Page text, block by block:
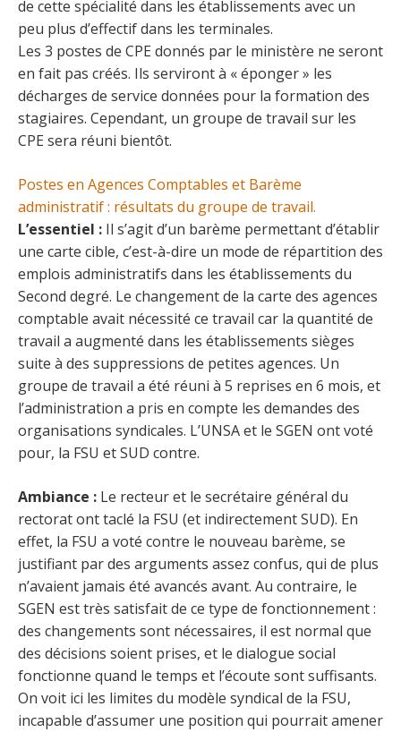
de cette spécialité dans les établissements avec un
peu plus d’effectif dans les terminales.
Les 3 postes de CPE donnés par le ministère ne seront
en fait pas créés. Ils serviront à « éponger » les
décharges de service données pour la formation des
stagiaires. Cependant, un groupe de travail sur les
CPE sera réuni bientôt.
Postes en Agences Comptables et Barème
administratif : résultats du groupe de travail.
L’essentiel : Il s’agit d’un barème permettant d’établir
une carte cible, c’est-à-dire un mode de répartition des
emplois administratifs dans les établissements du
Second degré. Le changement de la carte des agences
comptable avait nécessité ce travail car la quantité de
travail a augmenté dans les établissements sièges
suite à des suppressions de petites agences. Un
groupe de travail a été réuni à 5 reprises en 6 mois, et
l’administration a pris en compte les demandes des
organisations syndicales. L’UNSA et le SGEN ont voté
pour, la FSU et SUD contre.
Ambiance : Le recteur et le secrétaire général du
rectorat ont taclé la FSU (et indirectement SUD). En
effet, la FSU a voté contre le nouveau barème, se
justifiant par des arguments assez confus, qui de plus
n’avaient jamais été avancés avant. Au contraire, le
SGEN est très satisfait de ce type de fonctionnement :
des changements sont nécessaires, il est normal que
des décisions soient prises, et le dialogue social
fonctionne quand le temps et l’écoute sont suffisants.
On voit ici les limites du modèle syndical de la FSU,
incapable d’assumer une position qui pourrait amener